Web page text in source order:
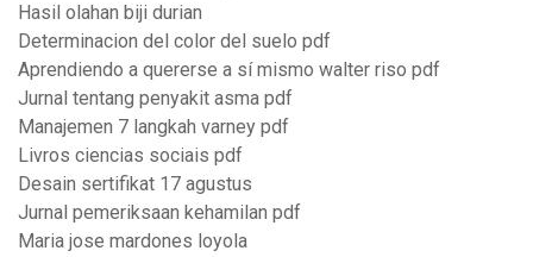
Hasil olahan biji durian
Determinacion del color del suelo pdf
Aprendiendo a quererse a sí mismo walter riso pdf
Jurnal tentang penyakit asma pdf
Manajemen 7 langkah varney pdf
Livros ciencias sociais pdf
Desain sertifikat 17 agustus
Jurnal pemeriksaan kehamilan pdf
Maria jose mardones loyola